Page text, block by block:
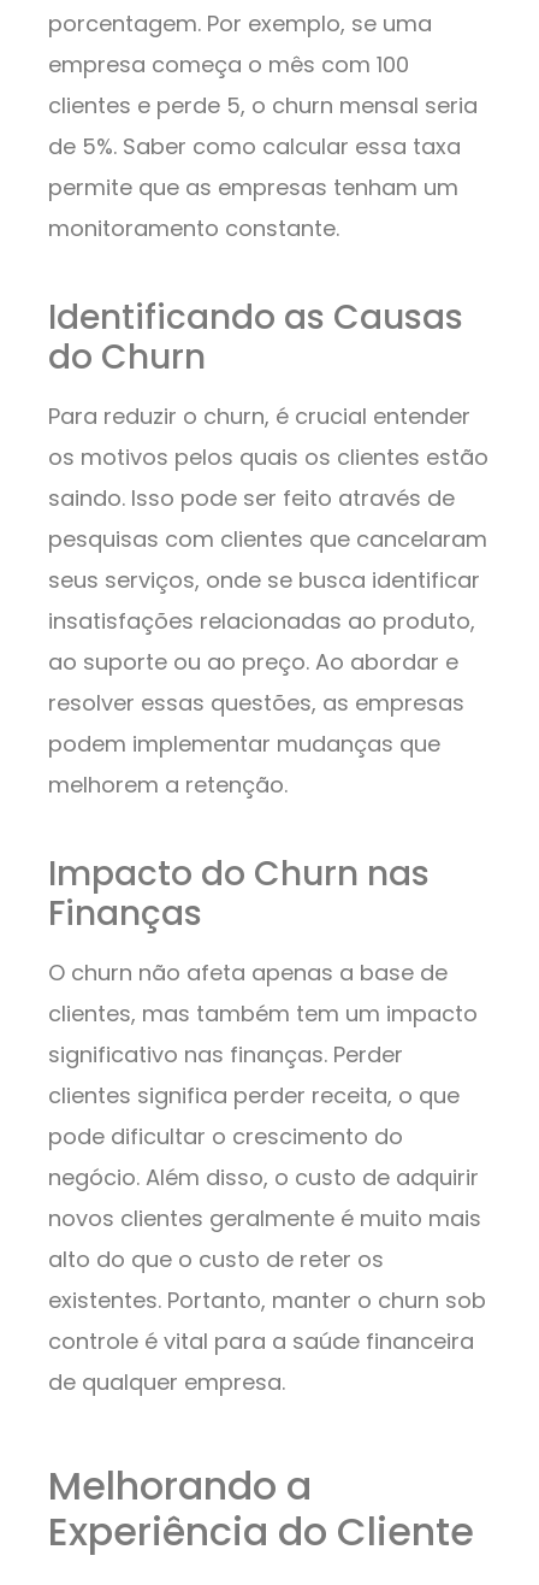
porcentagem. Por exemplo, se uma
empresa começa o mês com 100
clientes e perde 5, o churn mensal seria
de 5%. Saber como calcular essa taxa
permite que as empresas tenham um
monitoramento constante.
Identificando as Causas
do Churn
Para reduzir o churn, é crucial entender
os motivos pelos quais os clientes estão
saindo. Isso pode ser feito através de
pesquisas com clientes que cancelaram
seus serviços, onde se busca identificar
insatisfações relacionadas ao produto,
ao suporte ou ao preço. Ao abordar e
resolver essas questões, as empresas
podem implementar mudanças que
melhorem a retenção.
Impacto do Churn nas
Finanças
O churn não afeta apenas a base de
clientes, mas também tem um impacto
significativo nas finanças. Perder
clientes significa perder receita, o que
pode dificultar o crescimento do
negócio. Além disso, o custo de adquirir
novos clientes geralmente é muito mais
alto do que o custo de reter os
existentes. Portanto, manter o churn sob
controle é vital para a saúde financeira
de qualquer empresa.
Melhorando a
Experiência do Cliente